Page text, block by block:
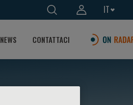
IT
NEWS CONTATTACI